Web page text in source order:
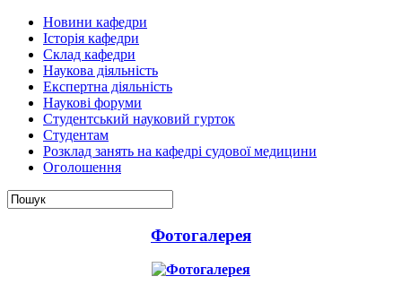
Новини кафедри
Історія кафедри
Склад кафедри
Наукова діяльність
Експертна діяльність
Наукові форуми
Студентський науковий гурток
Студентам
Розклад занять на кафедрі судової медицини
Оголошення
Фотогалерея